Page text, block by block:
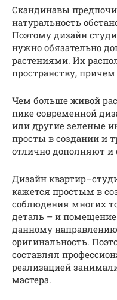
Скандинавы
натуральность
Поэтому дизайн
нужно обязательно
растениями. Их
пространству,
Чем больше живой
пике современной
или другие зеленые
просты в создании и
отлично дополняют и
Дизайн
кажется простым в
соблюдения многих
деталь – и помещение
данному
оригинальность.
составлял
реализацией
мастера.